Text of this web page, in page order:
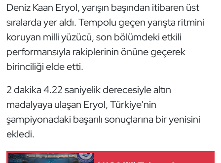
Deniz Kaan Eryol, yarışın başından itibaren üst
sıralarda yer aldı. Tempolu geçen yarışta ritmini
koruyan milli yüzücü, son bölümdeki etkili
performansıyla rakiplerinin önüne geçerek
birinciliği elde etti.
2 dakika 4.22 saniyelik derecesiyle altın
madalyaya ulaşan Eryol, Türkiye'nin
şampiyonadaki başarılı sonuçlarına bir yenisini
ekledi.
Hentbol
İşitme Engelli Sporcular
Judo ve Kuraş
Kano ve Rafting
Karate
Kayak